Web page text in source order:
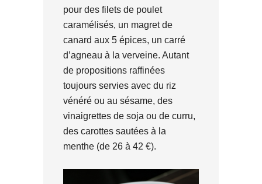
pour des filets de poulet
caramélisés, un magret de
canard aux 5 épices, un carré
d’agneau à la verveine. Autant
de propositions raffinées
toujours servies avec du riz
vénéré ou au sésame, des
vinaigrettes de soja ou de curru,
des carottes sautées à la
menthe (de 26 à 42 €).